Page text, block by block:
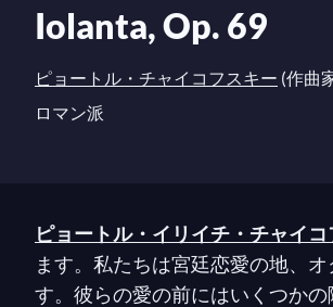
Iolanta, Op. 69
ピョートル・チャイコフスキー (作曲
ロマン派
ピョートル・イリイチ・チャイ
ます。私たちは宮廷恋愛の地、
す。彼らの愛の前にはいくつか